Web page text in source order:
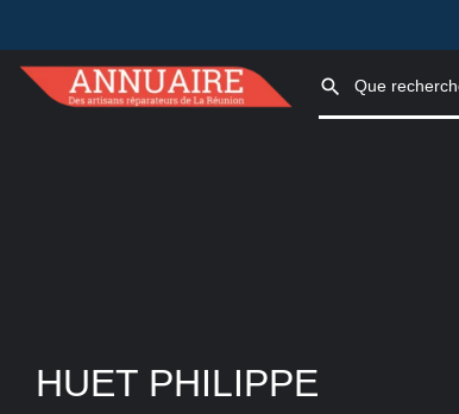
HUET PHILIPPE